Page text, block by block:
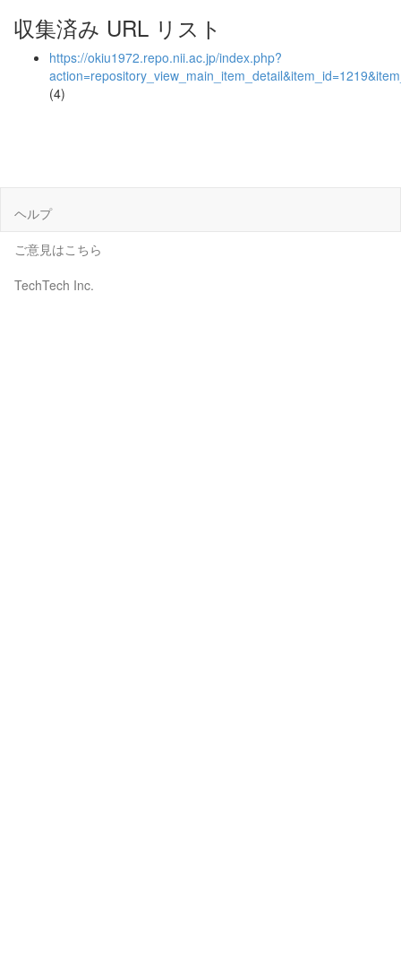
収集済み URL リスト
https://okiu1972.repo.nii.ac.jp/index.php?
(4)
ヘルプ
ご意見はこちら
TechTech Inc.